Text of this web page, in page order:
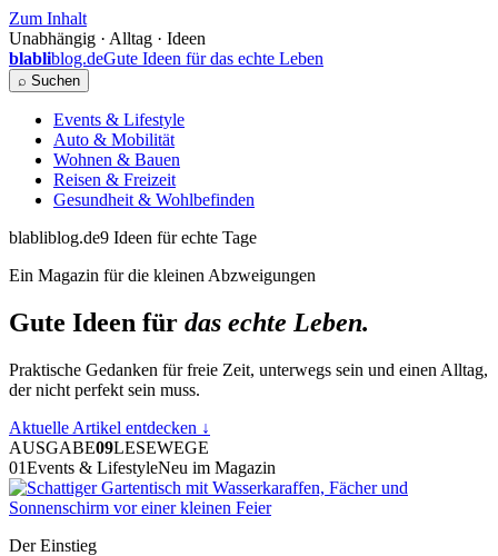
Zum Inhalt
Unabhängig · Alltag · Ideen
blabliblog.deGute Ideen für das echte Leben
⌕ Suchen
Events & Lifestyle
Auto & Mobilität
Wohnen & Bauen
Reisen & Freizeit
Gesundheit & Wohlbefinden
blabliblog.de9 Ideen für echte Tage
Ein Magazin für die kleinen Abzweigungen
Gute Ideen für das echte Leben.
Praktische Gedanken für freie Zeit, unterwegs sein und einen Alltag,
der nicht perfekt sein muss.
Aktuelle Artikel entdecken ↓
AUSGABE09LESEWEGE
01Events & LifestyleNeu im Magazin
Der Einstieg